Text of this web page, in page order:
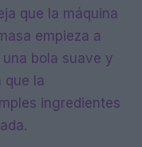
que la máquina
empieza a
bola suave y
que la
ingredientes